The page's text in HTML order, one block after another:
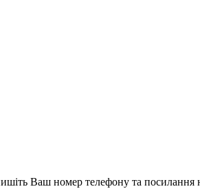
Ваш номер телефону та